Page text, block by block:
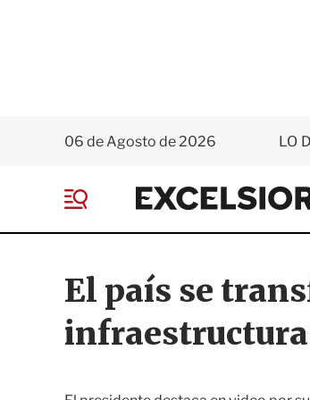
06 de Agosto de 2026 LO
e
El país se